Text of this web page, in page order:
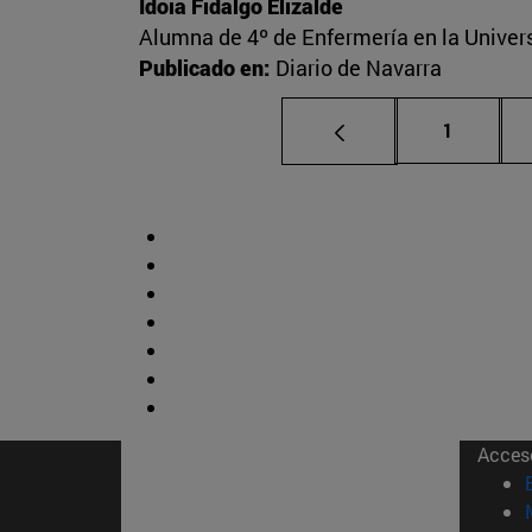
Idoia Fidalgo Elizalde
Alumna de 4º de Enfermería en la
Publicado en: Diario de Navarra
Página
1